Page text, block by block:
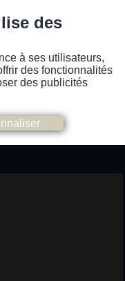
des
à ses utilisateurs,
des fonctionnalités
des publicités
ou non-voyantes